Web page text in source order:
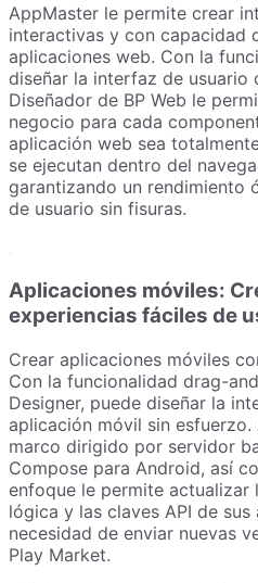
AppMaster le permite crear
interactivas y con capacidad
aplicaciones web. Con la
diseñar la interfaz de usuario
Diseñador de BP Web le
negocio para cada
aplicación web sea
se ejecutan dentro del
garantizando un rendimiento
de usuario sin fisuras.
Aplicaciones móviles:
experiencias fáciles de
Crear aplicaciones móviles
Con la funcionalidad drag-
Designer, puede diseñar la
aplicación móvil sin
marco dirigido por servidor
Compose para Android, así
enfoque le permite actualizar
lógica y las claves API de
necesidad de enviar nuevas
Play Market.